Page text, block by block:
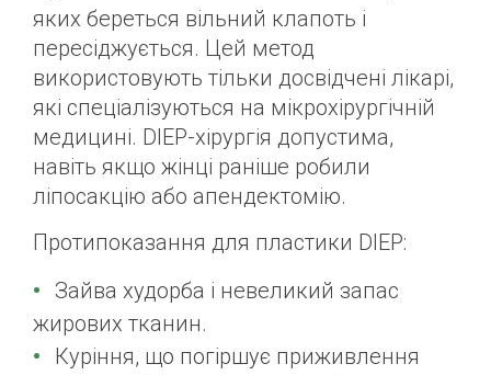
яких береться вільний клапоть і
пересіджується. Цей метод
використовують тільки досвідчені лікарі,
які спеціалізуються на мікрохірургічній
медицині. DІEP-хірургія допустима,
навіть якщо жінці раніше робили
ліпосакцію або апендектомію.
Протипоказання для пластики DIEP:
Зайва худорба і невеликий запас
жирових тканин.
Куріння, що погіршує приживлення